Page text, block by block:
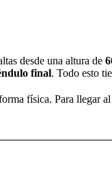
desde una altura de
final. Todo esto
física. Para llegar